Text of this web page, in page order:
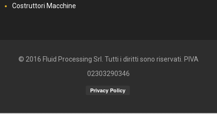
Costruttori Macchine
© 2016 Fluid Processing Srl. Tutti i diritti sono riservati. PIVA
02303290346